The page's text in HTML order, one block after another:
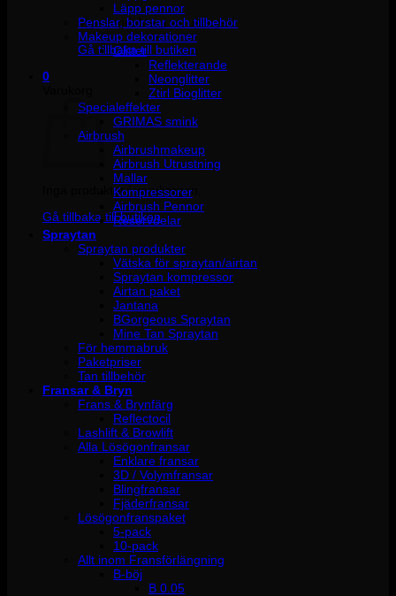
Inga produkter i varukorgen.
Gå tillbaka till butiken
0
Inga produkter i varukorgen.
Gå tillbaka till butiken
Läpp pennor
Penslar, borstar och tillbehör
Makeup dekorationer
Glitter
Reflekterande
Neonglitter
Ztirl Bioglitter
Specialeffekter
GRIMAS smink
Airbrush
Airbrushmakeup
Airbrush Utrustning
Mallar
Kompressorer
Airbrush Pennor
Reservdelar
Spraytan
Spraytan produkter
Vätska för spraytan/airtan
Spraytan kompressor
Airtan paket
Jantana
BGorgeous Spraytan
Mine Tan Spraytan
För hemmabruk
Paketpriser
Tan tillbehör
Fransar & Bryn
Frans & Brynfärg
Reflectocil
Lashlift & Browlift
Alla Lösögonfransar
Enklare fransar
3D / Volymfransar
Blingfransar
Fjäderfransar
Lösögonfranspaket
5-pack
10-pack
Allt inom Fransförlängning
B-böj
B 0.05